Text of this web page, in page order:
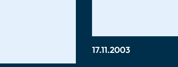
17.11.2003